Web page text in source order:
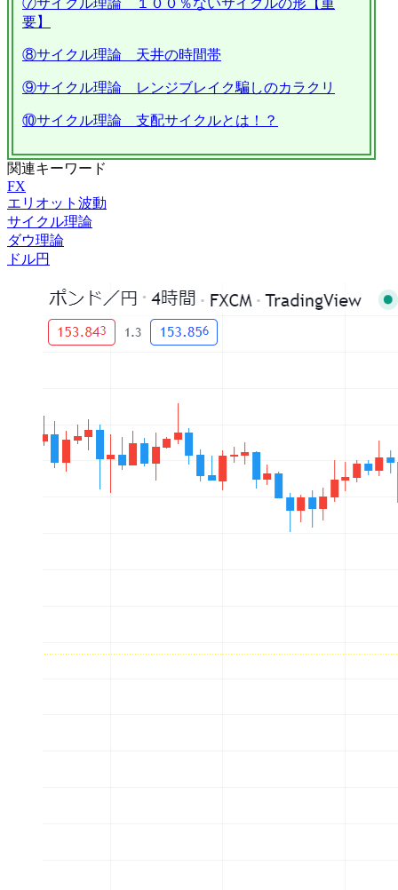
⑦サイクル理論 １００％ないサイクルの形【重
要】
⑧サイクル理論 天井の時間帯
⑨サイクル理論 レンジブレイク騙しのカラクリ
⑩サイクル理論 支配サイクルとは！？
関連キーワード
FX
エリオット波動
サイクル理論
ダウ理論
ドル円